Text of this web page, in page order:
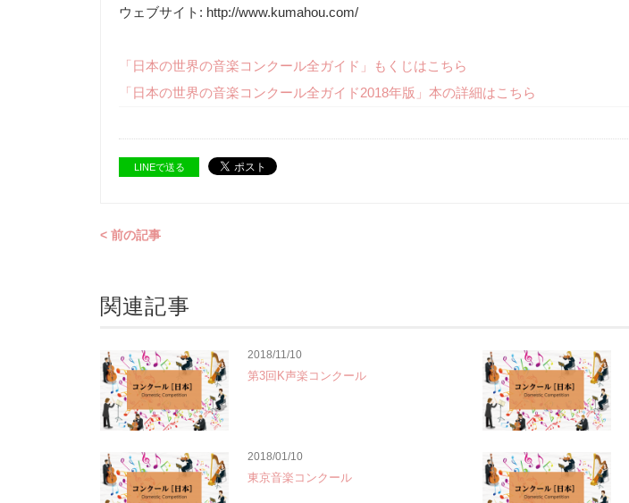
ウェブサイト: http://www.kumahou.com/
「日本の世界の音楽コンクール全ガイド」もくじはこちら
「日本の世界の音楽コンクール全ガイド2018年版」本の詳細はこちら
LINEで送る
< 前の記事
関連記事
2018/11/10
第3回K声楽コンクール
2018/01/10
東京音楽コンクール